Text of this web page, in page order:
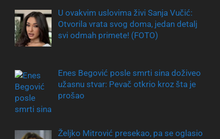
U ovakvim uslovima živi Sanja Vučić:
Otvorila vrata svog doma, jedan detalj
svi odmah primete! (FOTO)
Enes Begović posle smrti sina doživeo
užasnu stvar: Pevač otkrio kroz šta je
prošao
Željko Mitrović presekao, pa se oglasio